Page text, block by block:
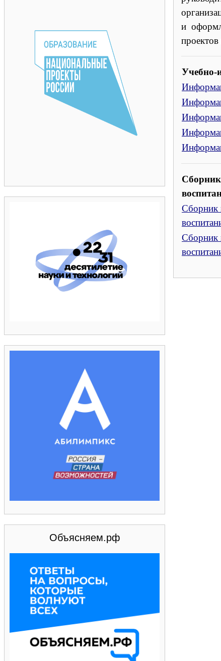
Объясняем.рф
и
проектов
Учебно-
Сборник
Сборник